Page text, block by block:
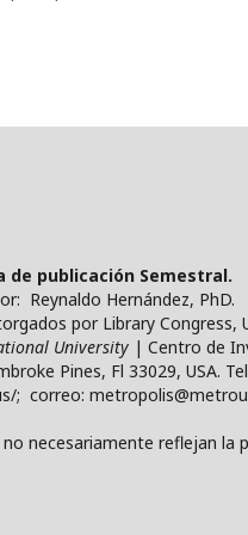
de publicación Semestral.
Reynaldo Hernández, PhD.
por Library Congress,
University | Centro de
Pines, Fl 33029, USA.
; correo:
necesariamente reflejan la